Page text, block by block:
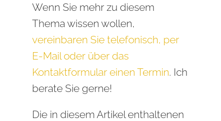
Wenn Sie mehr zu diesem
Thema wissen wollen,
vereinbaren Sie telefonisch, per
E-Mail oder über das
Kontaktformular einen Termin. Ich
berate Sie gerne!
Die in diesem Artikel enthaltenen